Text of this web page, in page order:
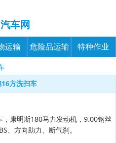
车网
运输 危险品运输 特种作业
方洗扫车
，康明斯180马力发动机，9.00钢丝
、方向助力、断气刹。